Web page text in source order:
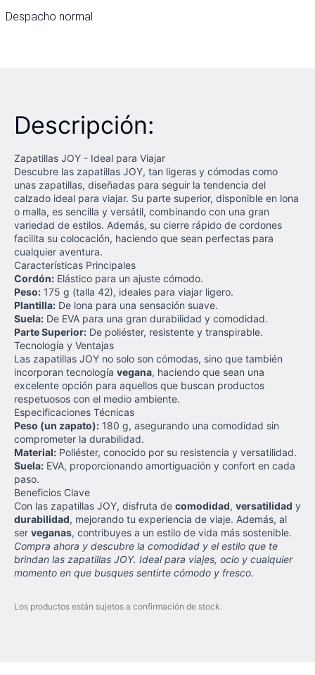
Despacho normal
Descripción:
Zapatillas JOY - Ideal para Viajar
Descubre las zapatillas JOY, tan ligeras y cómodas como
unas zapatillas, diseñadas para seguir la tendencia del
calzado ideal para viajar. Su parte superior, disponible en lona
o malla, es sencilla y versátil, combinando con una gran
variedad de estilos. Además, su cierre rápido de cordones
facilita su colocación, haciendo que sean perfectas para
cualquier aventura.
Características Principales
Cordón: Elástico para un ajuste cómodo.
Peso: 175 g (talla 42), ideales para viajar ligero.
Plantilla: De lona para una sensación suave.
Suela: De EVA para una gran durabilidad y comodidad.
Parte Superior: De poliéster, resistente y transpirable.
Tecnología y Ventajas
Las zapatillas JOY no solo son cómodas, sino que también
incorporan tecnología vegana, haciendo que sean una
excelente opción para aquellos que buscan productos
respetuosos con el medio ambiente.
Especificaciones Técnicas
Peso (un zapato): 180 g, asegurando una comodidad sin
comprometer la durabilidad.
Material: Poliéster, conocido por su resistencia y versatilidad.
Suela: EVA, proporcionando amortiguación y confort en cada
paso.
Beneficios Clave
Con las zapatillas JOY, disfruta de comodidad, versatilidad y
durabilidad, mejorando tu experiencia de viaje. Además, al
ser veganas, contribuyes a un estilo de vida más sostenible.
Compra ahora y descubre la comodidad y el estilo que te
brindan las zapatillas JOY. Ideal para viajes, ocio y cualquier
momento en que busques sentirte cómodo y fresco.
Los productos están sujetos a confirmación de stock.